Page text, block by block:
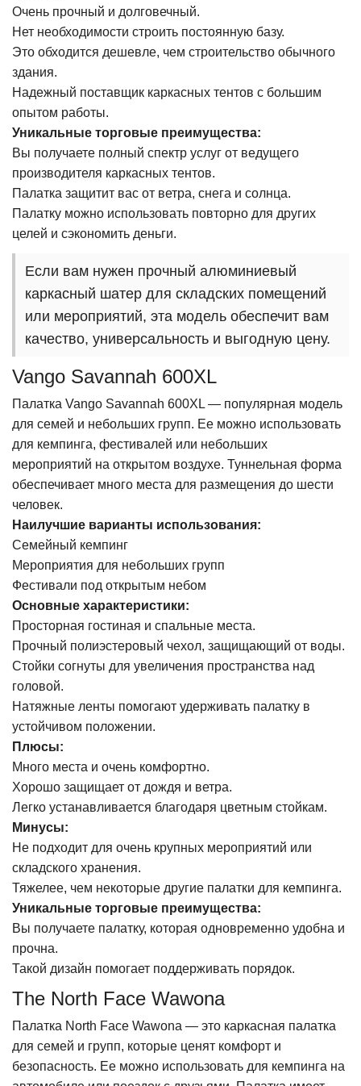
Очень прочный и долговечный.
Нет необходимости строить постоянную базу.
Это обходится дешевле, чем строительство обычного
здания.
Надежный поставщик каркасных тентов с большим
опытом работы.
Уникальные торговые преимущества:
Вы получаете полный спектр услуг от ведущего
производителя каркасных тентов.
Палатка защитит вас от ветра, снега и солнца.
Палатку можно использовать повторно для других
целей и сэкономить деньги.
Если вам нужен прочный алюминиевый
каркасный шатер для складских помещений
или мероприятий, эта модель обеспечит вам
качество, универсальность и выгодную цену.
Vango Savannah 600XL
Палатка Vango Savannah 600XL — популярная модель
для семей и небольших групп. Ее можно использовать
для кемпинга, фестивалей или небольших
мероприятий на открытом воздухе. Туннельная форма
обеспечивает много места для размещения до шести
человек.
Наилучшие варианты использования:
Семейный кемпинг
Мероприятия для небольших групп
Фестивали под открытым небом
Основные характеристики:
Просторная гостиная и спальные места.
Прочный полиэстеровый чехол, защищающий от воды.
Стойки согнуты для увеличения пространства над
головой.
Натяжные ленты помогают удерживать палатку в
устойчивом положении.
Плюсы:
Много места и очень комфортно.
Хорошо защищает от дождя и ветра.
Легко устанавливается благодаря цветным стойкам.
Минусы:
Не подходит для очень крупных мероприятий или
складского хранения.
Тяжелее, чем некоторые другие палатки для кемпинга.
Уникальные торговые преимущества:
Вы получаете палатку, которая одновременно удобна и
прочна.
Такой дизайн помогает поддерживать порядок.
The North Face Wawona
Палатка North Face Wawona — это каркасная палатка
для семей и групп, которые ценят комфорт и
безопасность. Ее можно использовать для кемпинга на